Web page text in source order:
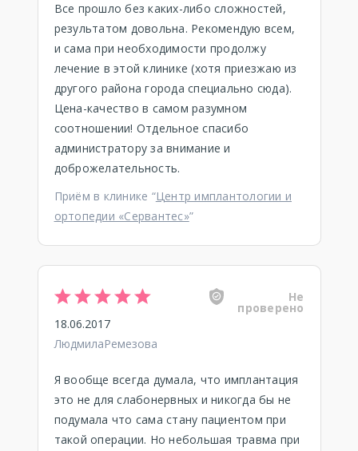
Все прошло без каких-либо сложностей,
результатом довольна. Рекомендую всем,
и сама при необходимости продолжу
лечение в этой клинике (хотя приезжаю из
другого района города специально сюда).
Цена-качество в самом разумном
соотношении! Отдельное спасибо
администратору за внимание и
доброжелательность.
Приём в клинике “Центр имплантологии и
ортопедии «Сервантес»”
Не
проверено
18.06.2017
ЛюдмилаРемезова
Я вообще всегда думала, что имплантация
это не для слабонервных и никогда бы не
подумала что сама стану пациентом при
такой операции. Но небольшая травма при